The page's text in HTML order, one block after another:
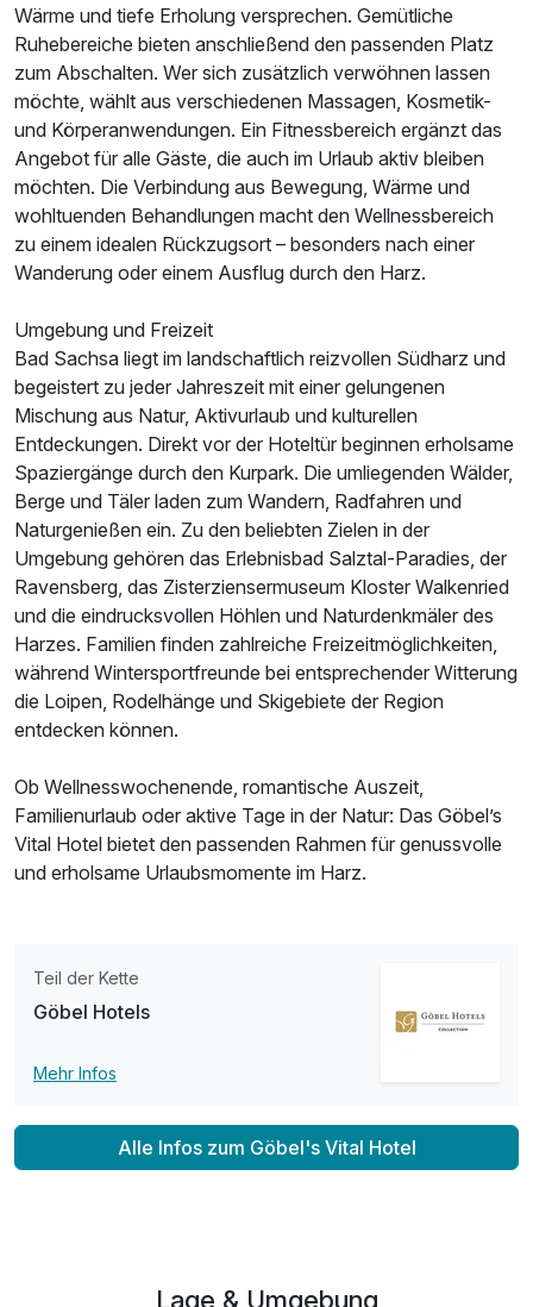
Wärme und tiefe Erholung versprechen. Gemütliche
Ruhebereiche bieten anschließend den passenden Platz
zum Abschalten. Wer sich zusätzlich verwöhnen lassen
möchte, wählt aus verschiedenen Massagen, Kosmetik-
und Körperanwendungen. Ein Fitnessbereich ergänzt das
Angebot für alle Gäste, die auch im Urlaub aktiv bleiben
möchten. Die Verbindung aus Bewegung, Wärme und
wohltuenden Behandlungen macht den Wellnessbereich
zu einem idealen Rückzugsort – besonders nach einer
Wanderung oder einem Ausflug durch den Harz.
Umgebung und Freizeit
Bad Sachsa liegt im landschaftlich reizvollen Südharz und
begeistert zu jeder Jahreszeit mit einer gelungenen
Mischung aus Natur, Aktivurlaub und kulturellen
Entdeckungen. Direkt vor der Hoteltür beginnen erholsame
Spaziergänge durch den Kurpark. Die umliegenden Wälder,
Berge und Täler laden zum Wandern, Radfahren und
Naturgenießen ein. Zu den beliebten Zielen in der
Umgebung gehören das Erlebnisbad Salztal-Paradies, der
Ravensberg, das Zisterziensermuseum Kloster Walkenried
und die eindrucksvollen Höhlen und Naturdenkmäler des
Harzes. Familien finden zahlreiche Freizeitmöglichkeiten,
während Wintersportfreunde bei entsprechender Witterung
die Loipen, Rodelhänge und Skigebiete der Region
entdecken können.
Ob Wellnesswochenende, romantische Auszeit,
Familienurlaub oder aktive Tage in der Natur: Das Göbel’s
Vital Hotel bietet den passenden Rahmen für genussvolle
und erholsame Urlaubsmomente im Harz.
Teil der Kette
Göbel Hotels
Mehr Infos
Alle Infos zum Göbel's Vital Hotel
Lage & Umgebung